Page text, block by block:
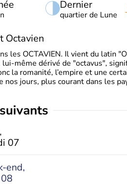
Dernier
quartier de Lune
Octavien
les OCTAVIEN. Il vient du latin
lui-même dérivé de "octavus",
la romanité, l’empire et une
nos jours, plus courant dans les
07
end,